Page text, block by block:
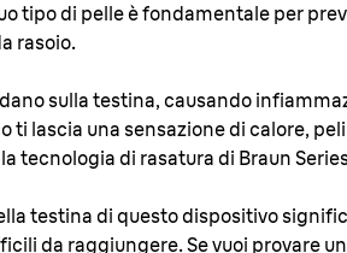
tipo di pelle è fondamentale per
rasoio.
sulla testina, causando
ti lascia una sensazione di calore,
tecnologia di rasatura di Braun
testina di questo dispositivo
da raggiungere. Se vuoi provare